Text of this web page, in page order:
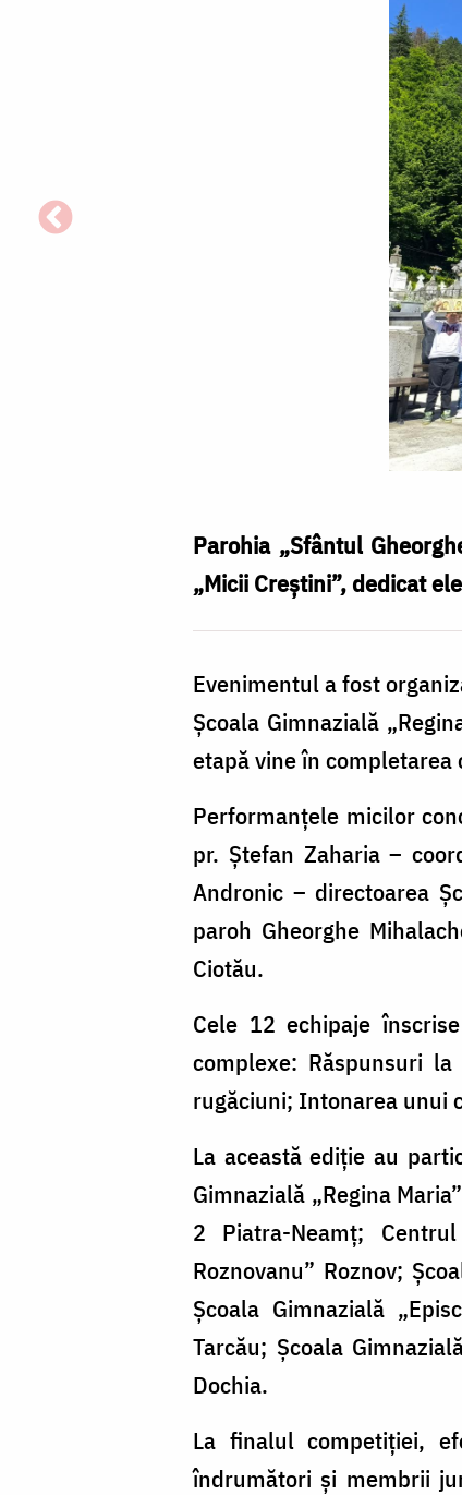
Parohia „Sfântul
„Micii Creștini”, dedicat
Evenimentul a fost
Școala Gimnazială
etapă vine în
Performanțele micilor
pr. Ștefan Zaharia –
Andronic – directoarea
paroh Gheorghe
Ciotău.
Cele 12 echipaje
complexe: Răspunsuri
rugăciuni; Intonarea unui
La această ediție au
Gimnazială „Regina
2 Piatra-Neamț;
Roznovanu” Roznov;
Școala Gimnazială
Tarcău; Școala
Dochia.
La finalul competiției,
îndrumători și membrii